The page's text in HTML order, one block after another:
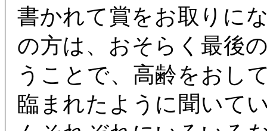
書かれて賞をお取りに
の方は、おそらく最後
うことで、高齢をおし
臨まれたように聞いて